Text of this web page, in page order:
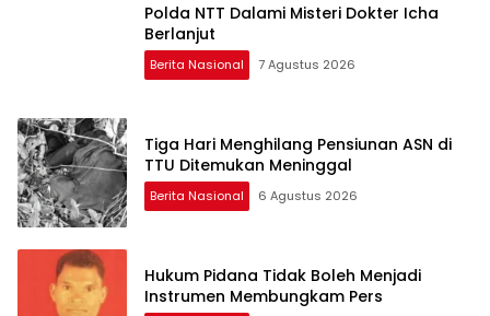
Polda NTT Dalami Misteri Dokter Icha
Berlanjut
Berita Nasional 7 Agustus 2026
Tiga Hari Menghilang Pensiunan ASN di
TTU Ditemukan Meninggal
Berita Nasional 6 Agustus 2026
Hukum Pidana Tidak Boleh Menjadi
Instrumen Membungkam Pers